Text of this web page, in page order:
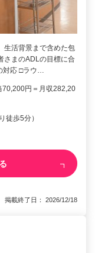
生活背景まで含めた包
さまのADLの目標に合
対応 □ラウ…
70,200円＝月収282,20
徒歩5分）
載終了日： 2026/12/18